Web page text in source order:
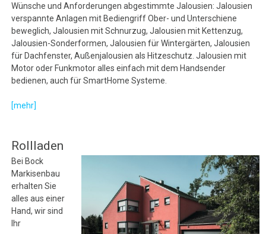
Wünsche und Anforderungen abgestimmte Jalousien: Jalousien
verspannte Anlagen mit Bediengriff Ober- und Unterschiene
beweglich, Jalousien mit Schnurzug, Jalousien mit Kettenzug,
Jalousien-Sonderformen, Jalousien für Wintergärten, Jalousien
für Dachfenster, Außenjalousien als Hitzeschutz. Jalousien mit
Motor oder Funkmotor alles einfach mit dem Handsender
bedienen, auch für SmartHome Systeme.
[mehr]
Rollladen
Bei Bock
Markisenbau
erhalten Sie
alles aus einer
Hand, wir sind
Ihr